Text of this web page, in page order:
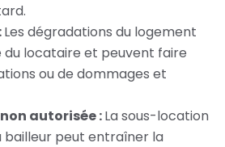
Les dégradations du logement
du locataire et peuvent faire
ou de dommages et
autorisée :La sous-location
bailleur peut entraîner la